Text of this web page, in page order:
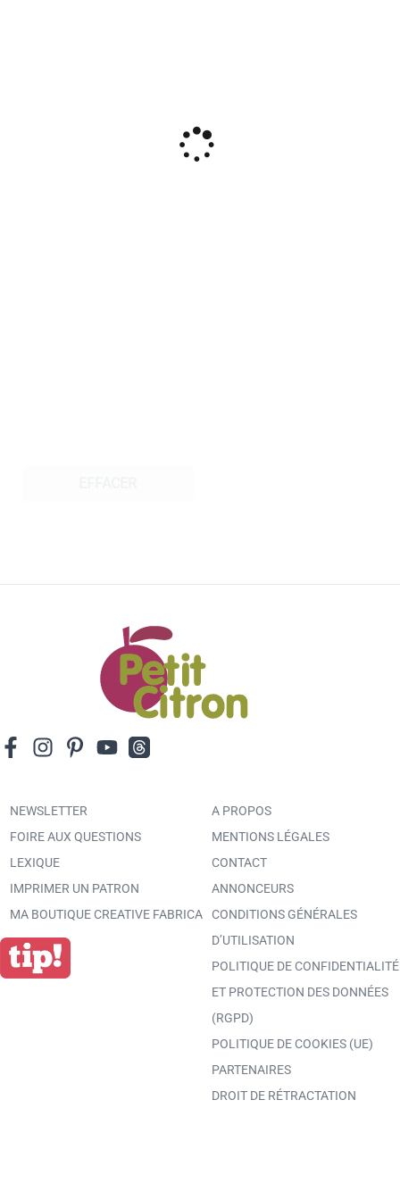
NEWSLETTER
FOIRE AUX QUESTIONS
LEXIQUE
IMPRIMER UN PATRON
MA BOUTIQUE CREATIVE FABRICA
A PROPOS
MENTIONS LÉGALES
CONTACT
ANNONCEURS
CONDITIONS GÉNÉRALES
D’UTILISATION
POLITIQUE DE CONFIDENTIALITÉ
ET PROTECTION DES DONNÉES
(RGPD)
POLITIQUE DE COOKIES (UE)
PARTENAIRES
DROIT DE RÉTRACTATION